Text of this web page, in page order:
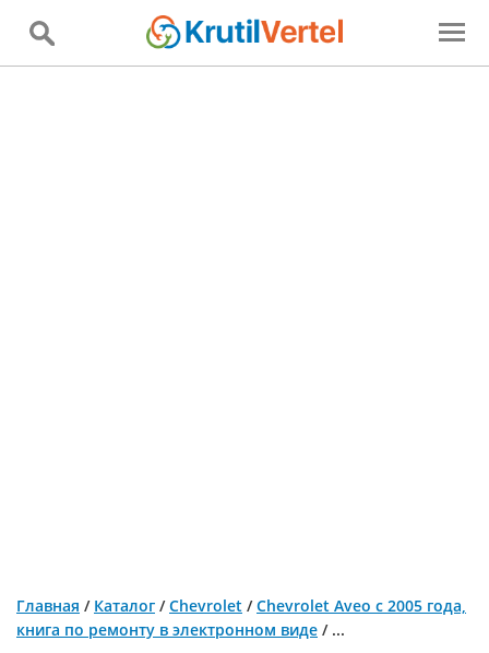
Главная / Каталог /Chevrolet /Chevrolet Aveo с 2005 года,
книга по ремонту в электронном виде / ...